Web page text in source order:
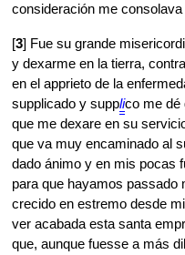
consideración me
[3] Fue su grande
y dexarme en la tierra,
en el apprieto de la
supplicado y supplico me dé
que me dexare en su
que va muy encaminado al
dado ánimo y en mis pocas
para que hayamos passado
crecido en estremo desde
ver acabada esta santa
que, aunque fuesse a más